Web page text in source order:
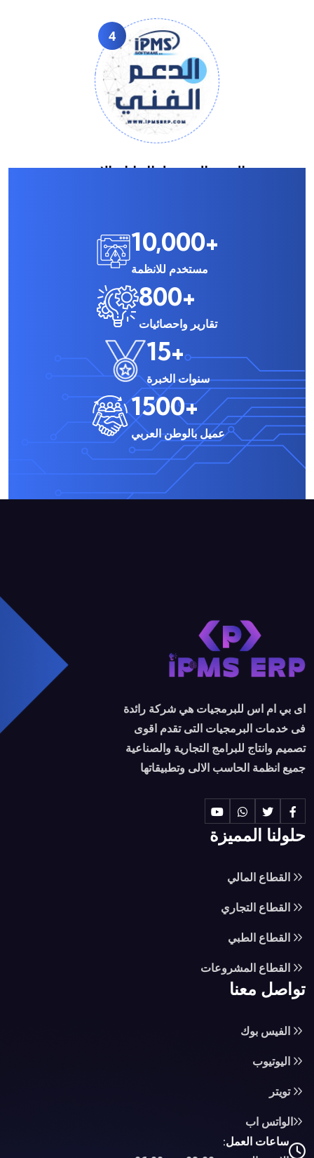
4
الدعم الفنى طوال ايام الاسبوع
10,000+
مستخدم للانظمة
800+
تقارير واحصائيات
15+
سنوات الخبرة
1500+
عميل بالوطن العربي
اى بي ام اس للبرمجيات هي شركة رائدة
فى خدمات البرمجيات التى تقدم اقوى
تصميم وانتاج للبرامج التجارية والصناعية
جميع انظمة الحاسب الالى وتطبيقاتها
حلولنا المميزة
القطاع المالي
القطاع التجاري
القطاع الطبي
القطاع المشروعات
تواصل معنا
الفيس بوك
اليوتيوب
تويتر
الواتس اب
ساعات العمل: